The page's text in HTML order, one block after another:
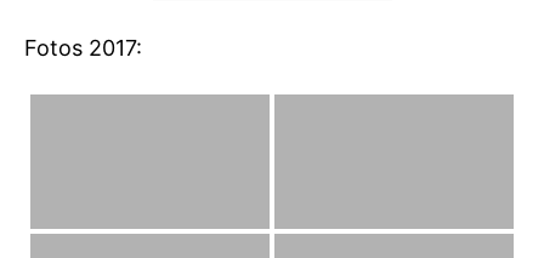
Fotos 2017: